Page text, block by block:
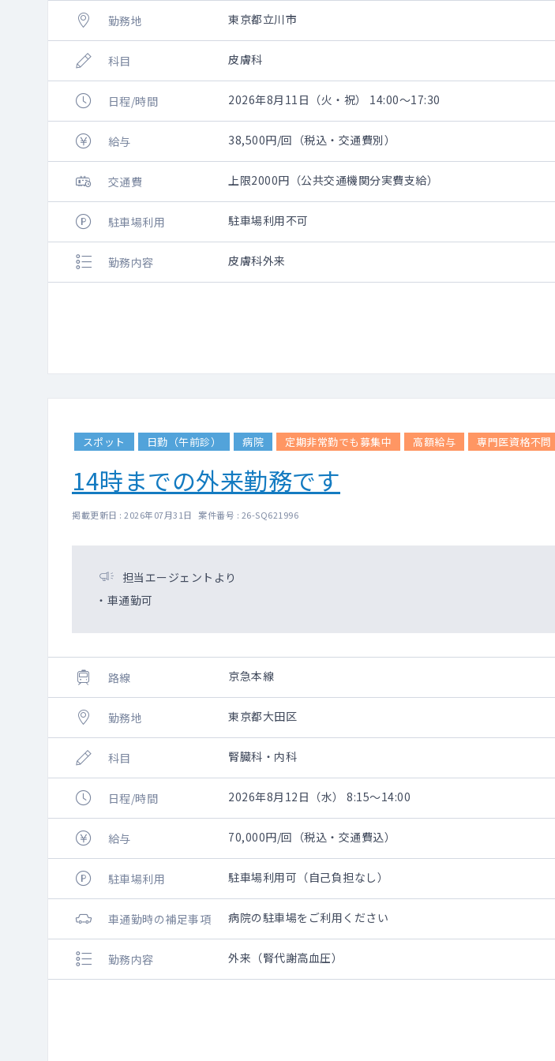
勤務地 東京都立川市
科目 皮膚科
日程/時間 2026年8月11日（火・祝） 14:00～17:30
給与 38,500円/回（税込・交通費別）
交通費 上限2000円（公共交通機関分実費支給）
駐車場利用 駐車場利用不可
勤務内容 皮膚科外来
スポット 日勤（午前診） 病院 定期非常勤でも募集中 高額給与 専門医資格不問
14時までの外来勤務です
掲載更新日 : 2026年07月31日 案件番号 : 26-SQ621996
担当エージェントより
・車通勤可
路線 京急本線
勤務地 東京都大田区
科目 腎臓科・内科
日程/時間 2026年8月12日（水） 8:15～14:00
給与 70,000円/回（税込・交通費込）
駐車場利用 駐車場利用可（自己負担なし）
車通勤時の補足事項 病院の駐車場をご利用ください
勤務内容 外来（腎代謝高血圧）